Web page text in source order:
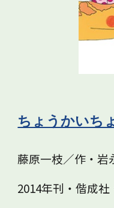
ちょうかいち
藤原一枝／作・岩
2014年刊・偕成社